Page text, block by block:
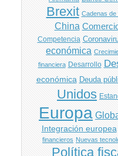
Brexit Cadenas de
China
Competencia
económica
financiera Desarrollo
económica Deuda
Unidos
Europa
Integración europea
financieros Nuevas
Política